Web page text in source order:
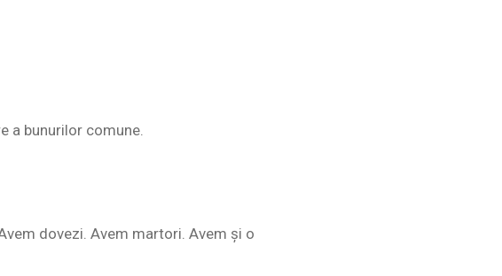
a bunurilor comune.
dovezi. Avem martori. Avem și o